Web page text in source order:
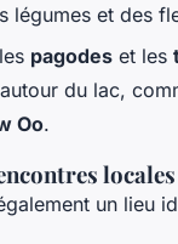
légumes et des
pagodes et les
du lac,
Oo.
locales
un lieu